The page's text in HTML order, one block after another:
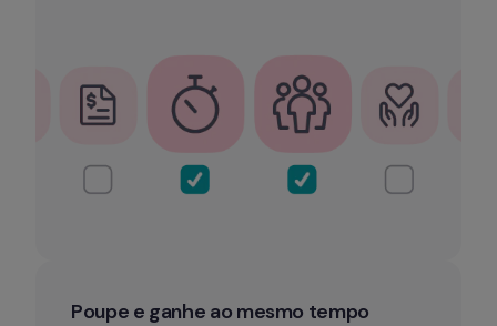
Poupe e ganhe ao mesmo tempo